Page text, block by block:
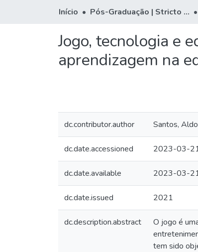
Início Pós-Graduação | Stricto Sensu
Jogo, tecnologia e
aprendizagem na
dc.contributor.author Santos,
dc.date.accessioned 2023-03-
dc.date.available 2023-03-
dc.date.issued 2021
dc.description.abstract
O jogo é
tem sido